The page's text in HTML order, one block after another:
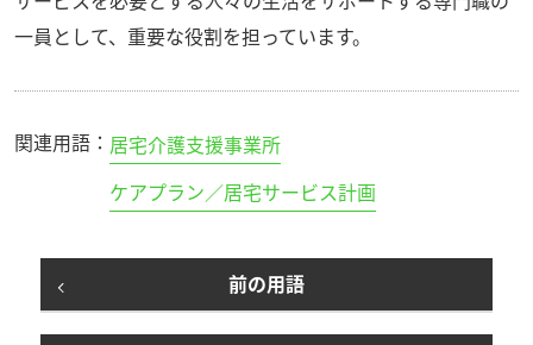
一員として、重要な役割を担っています。
関連用語： 居宅介護支援事業所
ケアプラン／居宅サービス計画
前の用語